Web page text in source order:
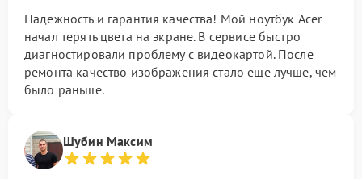
Надежность и гарантия качества! Мой ноутбук Acer
начал терять цвета на экране. В сервисе быстро
диагностировали проблему с видеокартой. После
ремонта качество изображения стало еще лучше, чем
было раньше.
Шубин Максим